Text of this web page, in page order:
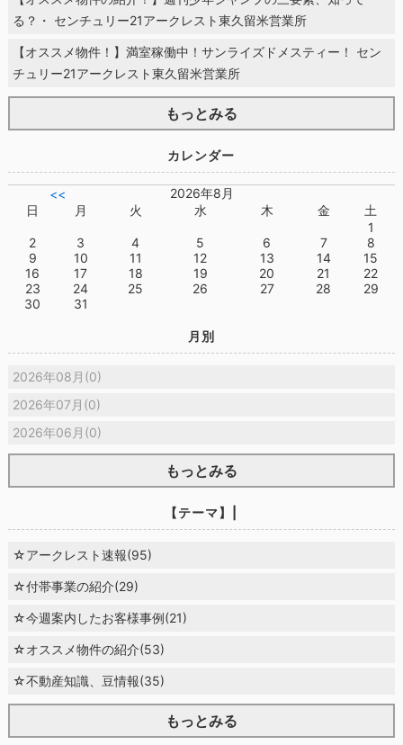
る？・ センチュリー21アークレスト東久留米営業所
【オススメ物件！】満室稼働中！サンライズドメスティー！ セン
チュリー21アークレスト東久留米営業所
もっとみる
カレンダー
<<
2026年8月
日
月 火 水 木 金
土
1
2
3 4 5 6 7
8
9
10 11 12 13 14
15
16
17 18 19 20 21
22
23
24 25 26 27 28
29
30
31
月別
2026年08月(0)
2026年07月(0)
2026年06月(0)
もっとみる
【テーマ】|
☆アークレスト速報(95)
☆付帯事業の紹介(29)
☆今週案内したお客様事例(21)
☆オススメ物件の紹介(53)
☆不動産知識、豆情報(35)
もっとみる